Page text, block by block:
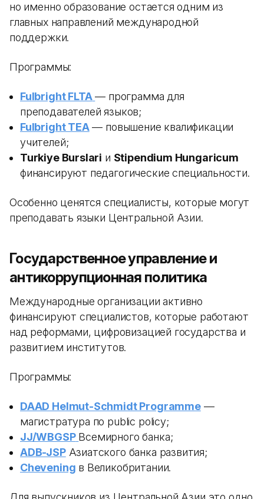
но именно образование остается одним из
главных направлений международной
поддержки.
Программы:
Fulbright FLTA — программа для
преподавателей языков;
Fulbright TEA— повышение квалификации
учителей;
Turkiye Burslari и Stipendium Hungaricum
финансируют педагогические специальности.
Особенно ценятся специалисты, которые могут
преподавать языки Центральной Азии.
Государственное управление и
антикоррупционная политика
Международные организации активно
финансируют специалистов, которые работают
над реформами, цифровизацией государства и
развитием институтов.
Программы:
DAAD Helmut-Schmidt Programme—
магистратура по public policy;
JJ/WBGSP Всемирного банка;
ADB-JSPАзиатского банка развития;
Chevening в Великобритании.